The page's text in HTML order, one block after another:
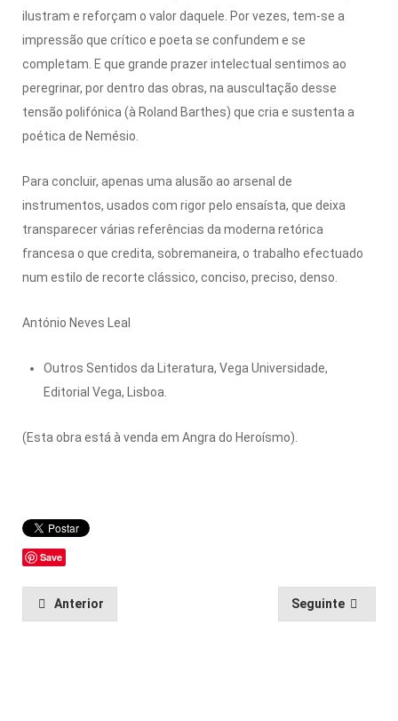
ilustram e reforçam o valor daquele. Por vezes, tem-se a
impressão que crítico e poeta se confundem e se
completam. E que grande prazer intelectual sentimos ao
peregrinar, por dentro das obras, na auscultação desse
tensão polifónica (à Roland Barthes) que cria e sustenta a
poética de Nemésio.
Para concluir, apenas uma alusão ao arsenal de
instrumentos, usados com rigor pelo ensaísta, que deixa
transparecer várias referências da moderna retórica
francesa o que credita, sobremaneira, o trabalho efectuado
num estilo de recorte clássico, conciso, preciso, denso.
António Neves Leal
Outros Sentidos da Literatura, Vega Universidade,
Editorial Vega, Lisboa.
(Esta obra está à venda em Angra do Heroísmo).
Save
Anterior Seguinte